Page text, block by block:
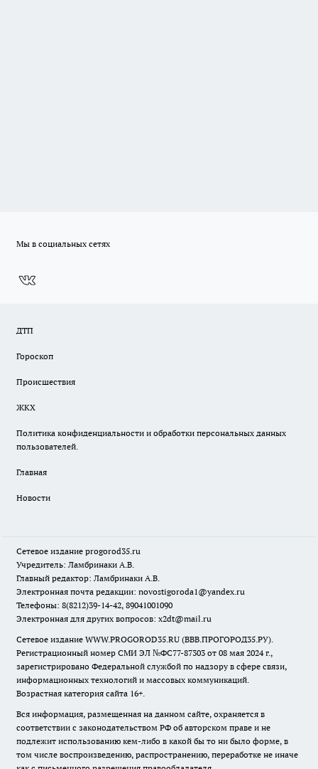
Мы в социальных сетях
ДТП
Гороскоп
Происшествия
ЖКХ
Политика конфиденциальности и обработки персональных данных
пользователей.
Главная
Новости
Сетевое издание progorod35.ru
Учредитель: Ламбринаки А.В.
Главный редактор: Ламбринаки А.В.
Электронная почта редакции: novostigoroda1@yandex.ru
Телефоны: 8(8212)39-14-42, 89041001090
Электронная для других вопросов: x2dt@mail.ru
Сетевое издание WWW.PROGOROD35.RU (ВВВ.ПРОГОРОД35.РУ).
Регистрационный номер СМИ ЭЛ №ФС77-87303 от 08 мая 2024 г.,
зарегистрировано Федеральной службой по надзору в сфере связи,
информационных технологий и массовых коммуникаций.
Возрастная категория сайта 16+.
Вся информация, размещенная на данном сайте, охраняется в
соответствии с законодательством РФ об авторском праве и не
подлежит использованию кем-либо в какой бы то ни было форме, в
том числе воспроизведению, распространению, переработке не иначе